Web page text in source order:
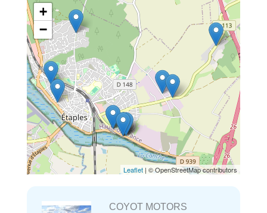
+
−
Leaflet| © OpenStreetMap contributors
COYOT MOTORS